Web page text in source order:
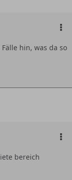
hin, was da so
bereich